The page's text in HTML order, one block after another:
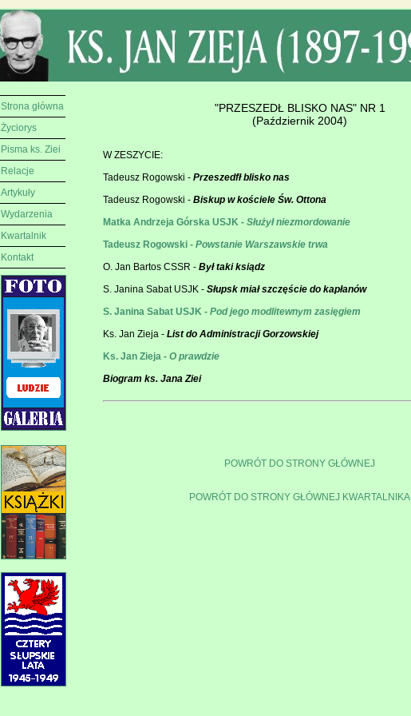
Strona główna
Życiorys
Pisma ks. Ziei
Relacje
Artykuły
Wydarzenia
Kwartalnik
Kontakt
"PRZESZEDŁ BLISKO NAS" NR 1
(Październik 2004)
W ZESZYCIE:
Tadeusz Rogowski - Przeszedfł blisko nas
Tadeusz Rogowski - Biskup w kościele Św. Ottona
Matka Andrzeja Górska USJK - Służył niezmordowanie
Tadeusz Rogowski - Powstanie Warszawskie trwa
O. Jan Bartos CSSR - Był taki ksiądz
S. Janina Sabat USJK - Słupsk miał szczęście do kapłanów
S. Janina Sabat USJK - Pod jego modlitewnym zasięgiem
Ks. Jan Zieja - List do Administracji Gorzowskiej
Ks. Jan Zieja - O prawdzie
Biogram ks. Jana Ziei
POWRÓT DO STRONY GŁÓWNEJ
POWRÓT DO STRONY GŁÓWNEJ KWARTALNIKA